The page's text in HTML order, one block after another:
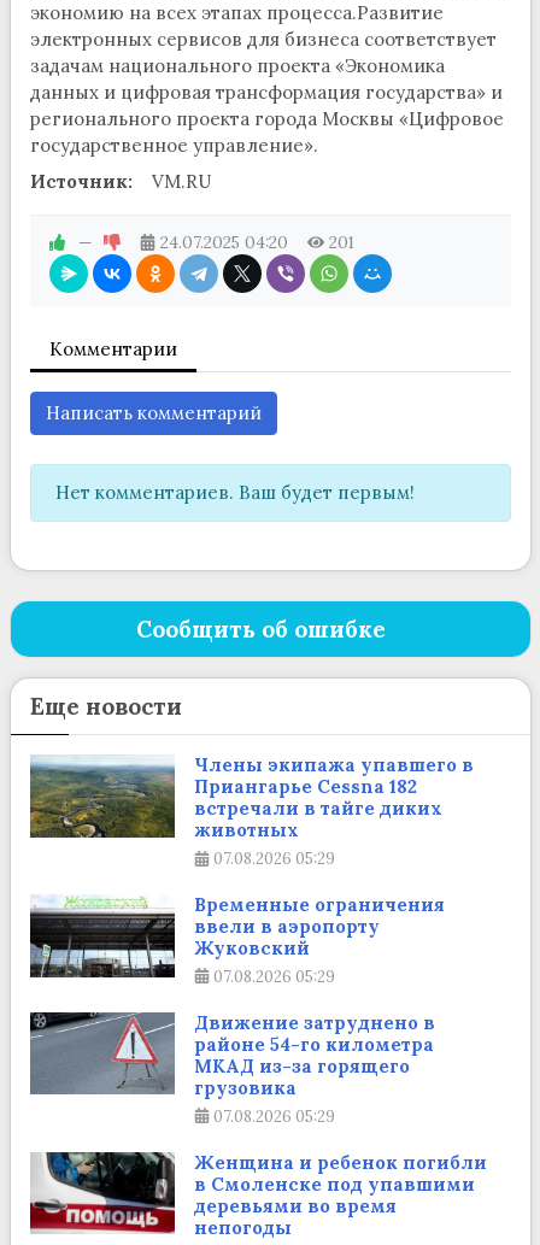
экономию на всех этапах процесса.Развитие
электронных сервисов для бизнеса соответствует
задачам национального проекта «Экономика
данных и цифровая трансформация государства» и
регионального проекта города Москвы «Цифровое
государственное управление».
Источник:
VM.RU
— 24.07.2025 04:20 201
Комментарии
Написать комментарий
Нет комментариев. Ваш будет первым!
Сообщить об ошибке
Еще новости
Члены экипажа упавшего в
Приангарье Cessna 182
встречали в тайге диких
животных
07.08.2026 05:29
Временные ограничения
ввели в аэропорту
Жуковский
07.08.2026 05:29
Движение затруднено в
районе 54-го километра
МКАД из-за горящего
грузовика
07.08.2026 05:29
Женщина и ребенок погибли
в Смоленске под упавшими
деревьями во время
непогоды